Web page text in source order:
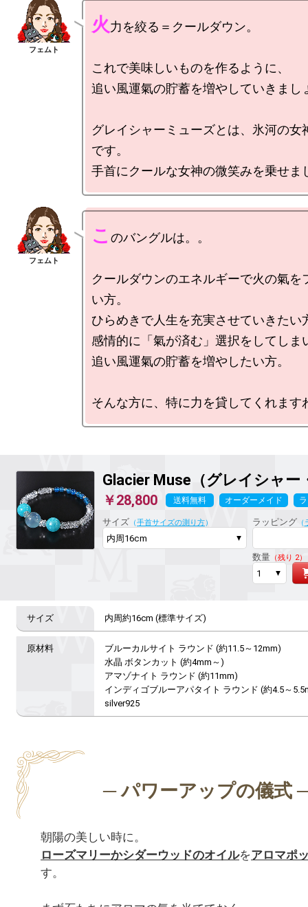
火力を絞る＝クールダウン。
これで美味しいものを作るように、
追い風運氣の貯蓄を増やしていきまし
グレイシャーミューズとは、氷河の女
です。
こ のバングルは。。
クールダウンのエネルギーで火の氣を
い方。
ひらめきで人生を充実させていきたい
感情的に「氣が済む」選択をしてしま
追い風運氣の貯蓄を増やしたい方。
Glacier Muse（グレイシャー
￥28,800 送料無料 オーダーメイド
サイズ （手首サイズの測り方） ラッピング （
数量（残り 2）
内周約16cm (標準サイズ)
ブルーカルサイト ラウンド (約11.5～12mm)
水晶 ボタンカット (約4mm～)
アマゾナイト ラウンド (約11mm)
インディゴブルーアパタイト ラウンド (約4.5～
silver925
ローズマリーかシダーウッドのオイルをアロマポ
す。